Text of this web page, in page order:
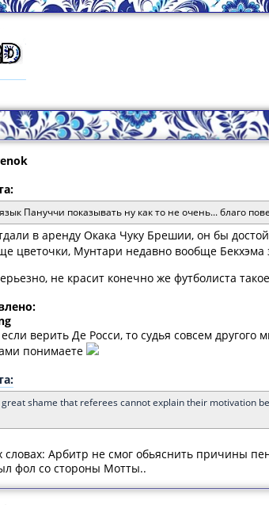
Пануччи показывать ну как то не очень... благо
в аренду Окака Чуку Брешии, он бы
цветочки, Мунтари недавно вообще
не красит конечно же футболиста
если верить Де Росси, то судья совсем
понимаете
great shame that referees cannot explain their motivation
словах: Арбитр не смог обьяснить причины
фол со стороны Мотты..